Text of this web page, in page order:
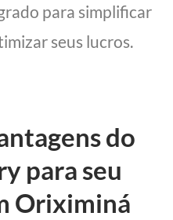
para simplificar
seus lucros.
do
para seu
Oriximiná